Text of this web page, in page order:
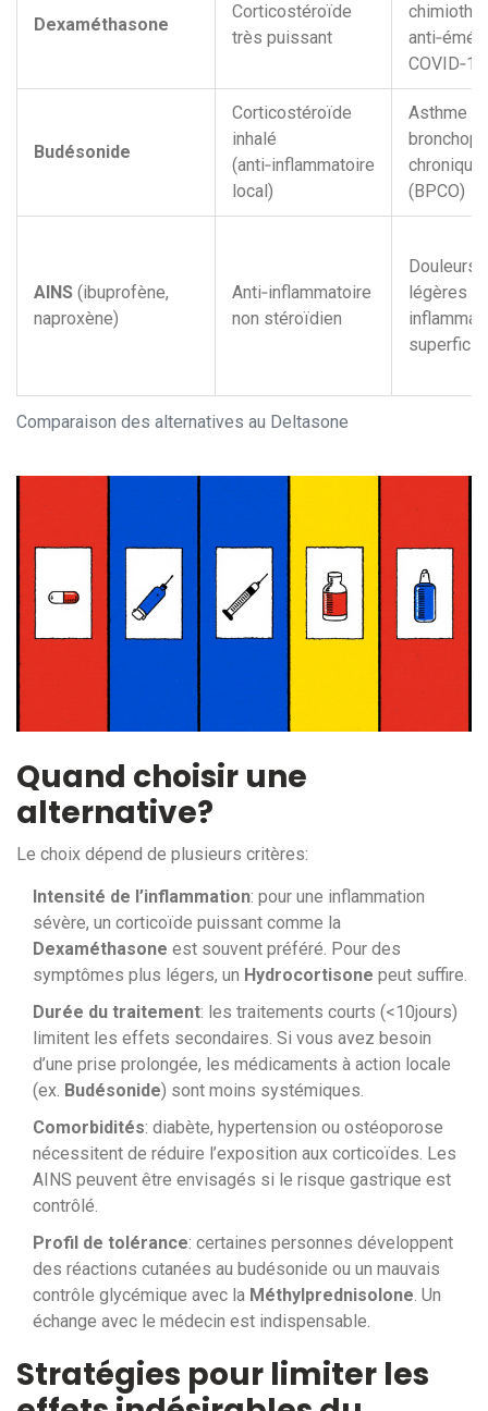
Comparaison des alternatives au Deltasone
Dexaméthasone
Corticostéroïde
très puissant
Budésonide
Corticostéroïde
inhalé
(anti‑inflammatoire
local)
Asthme
(BPCO)
AINS (ibuprofène,
naproxène)
Anti‑inflammatoire
non stéroïdien
Douleurs
légères à
Quand choisir une
alternative?
Le choix dépend de plusieurs critères:
Intensité de l’inflammation: pour une inflammation
sévère, un corticoïde puissant comme la
Dexaméthasone est souvent préféré. Pour des
symptômes plus légers, un Hydrocortisone peut suffire.
Durée du traitement: les traitements courts (<10jours)
limitent les effets secondaires. Si vous avez besoin
d’une prise prolongée, les médicaments à action locale
(ex. Budésonide) sont moins systémiques.
Comorbidités: diabète, hypertension ou ostéoporose
nécessitent de réduire l’exposition aux corticoïdes. Les
AINS peuvent être envisagés si le risque gastrique est
contrôlé.
Profil de tolérance: certaines personnes développent
des réactions cutanées au budésonide ou un mauvais
contrôle glycémique avec la Méthylprednisolone. Un
échange avec le médecin est indispensable.
Stratégies pour limiter les